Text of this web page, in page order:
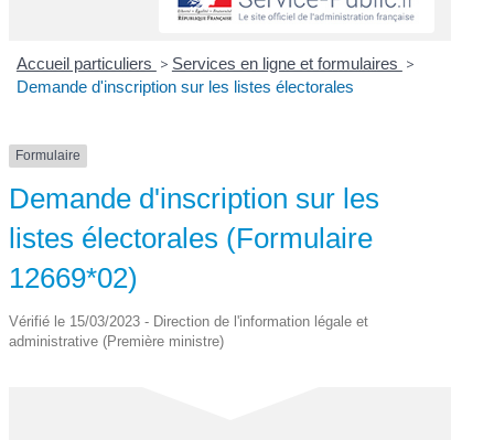
Accueil particuliers > Services en ligne et formulaires >
Demande d'inscription sur les listes électorales
Formulaire
Demande d'inscription sur les
listes électorales (Formulaire
12669*02)
Vérifié le 15/03/2023 - Direction de l'information légale et
administrative (Première ministre)